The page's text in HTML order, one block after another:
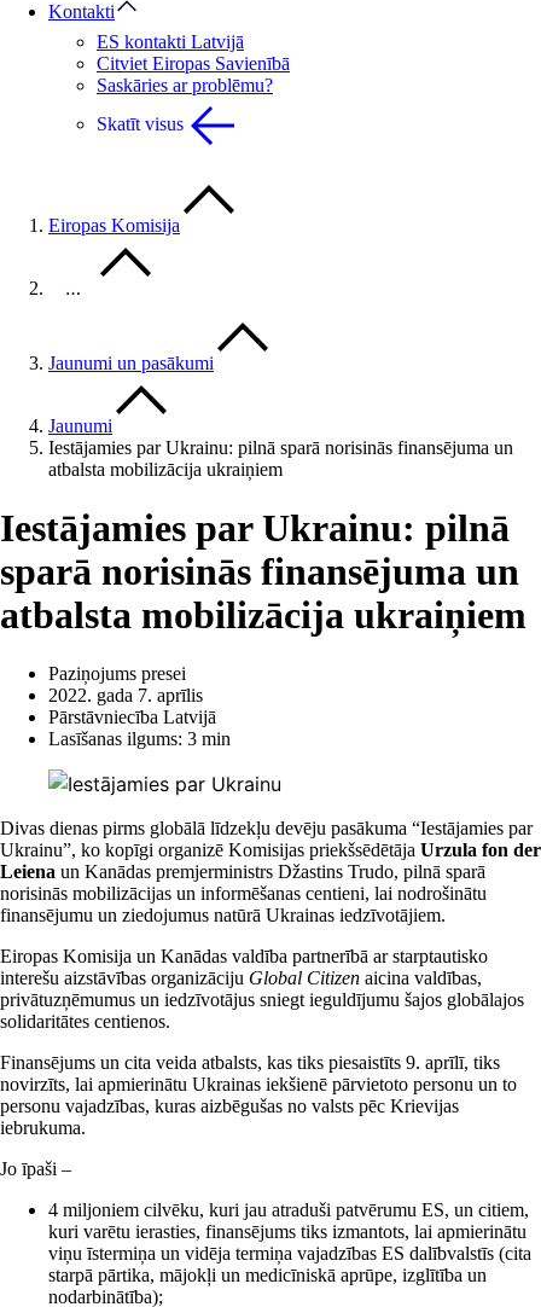
Kontakti
ES kontakti Latvijā
Citviet Eiropas Savienībā
Saskāries ar problēmu?
Skatīt visus
Eiropas Komisija
…
Jaunumi un pasākumi
Jaunumi
Iestājamies par Ukrainu: pilnā sparā norisinās finansējuma un
atbalsta mobilizācija ukraiņiem
Iestājamies par Ukrainu: pilnā
sparā norisinās finansējuma un
atbalsta mobilizācija ukraiņiem
Paziņojums presei
2022. gada 7. aprīlis
Pārstāvniecība Latvijā
Lasīšanas ilgums: 3 min
Divas dienas pirms globālā līdzekļu devēju pasākuma “Iestājamies par
Ukrainu”, ko kopīgi organizē Komisijas priekšsēdētāja Urzula fon der
Leiena un Kanādas premjerministrs Džastins Trudo, pilnā sparā
norisinās mobilizācijas un informēšanas centieni, lai nodrošinātu
finansējumu un ziedojumus natūrā Ukrainas iedzīvotājiem.
Eiropas Komisija un Kanādas valdība partnerībā ar starptautisko
interešu aizstāvības organizāciju Global Citizen aicina valdības,
privātuzņēmumus un iedzīvotājus sniegt ieguldījumu šajos globālajos
solidaritātes centienos.
Finansējums un cita veida atbalsts, kas tiks piesaistīts 9. aprīlī, tiks
novirzīts, lai apmierinātu Ukrainas iekšienē pārvietoto personu un to
personu vajadzības, kuras aizbēgušas no valsts pēc Krievijas
iebrukuma.
Jo īpaši –
4 miljoniem cilvēku, kuri jau atraduši patvērumu ES, un citiem,
kuri varētu ierasties, finansējums tiks izmantots, lai apmierinātu
viņu īstermiņa un vidēja termiņa vajadzības ES dalībvalstīs (cita
starpā pārtika, mājokļi un medicīniskā aprūpe, izglītība un
nodarbinātība);